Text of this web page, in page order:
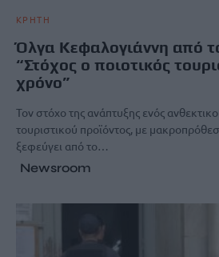
ΚΡΗΤΗ
Όλγα Κεφαλογιάννη από
“Στόχος ο ποιοτικός
χρόνο”
Τον στόχο της ανάπτυξης ενός
τουριστικού προϊόντος, με
ξεφεύγει από το…
Newsroom